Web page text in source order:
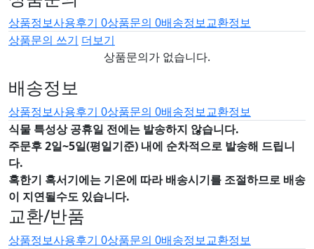
상품정보사용후기 0상품문의 0배송정보교환정보
상품문의 쓰기 더보기
상품문의가 없습니다.
배송정보
상품정보사용후기 0상품문의 0배송정보교환정보
식물 특성상 공휴일 전에는 발송하지 않습니다.
주문후 2일~5일(평일기준) 내에 순차적으로 발송해 드립니
다.
혹한기 혹서기에는 기온에 따라 배송시기를 조절하므로 배송
이 지연될수도 있습니다.
교환/반품
상품정보사용후기 0상품문의 0배송정보교환정보